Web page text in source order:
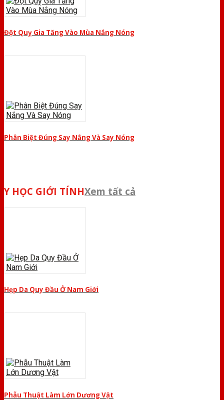
Đột Quỵ Gia Tăng Vào Mùa Nắng Nóng
Phân Biệt Đúng Say Nắng Và Say Nóng
Y HỌC GIỚI TÍNHXem tất cả
Hẹp Da Quy Đầu Ở Nam Giới
Phẫu Thuật Làm Lớn Dương Vật